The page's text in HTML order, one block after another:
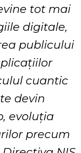
tot mai
digitale,
publicului
cuantic
devin
evoluția
precum